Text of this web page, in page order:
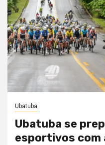
Ubatuba
Ubatuba se
esportivos com